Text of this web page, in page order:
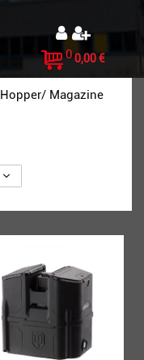
0 0,00 €
Hopper/ Magazine